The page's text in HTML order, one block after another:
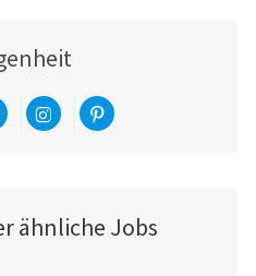
teilen
E-Mail teilen
Über Instagram
Über
ähnliche Jobs